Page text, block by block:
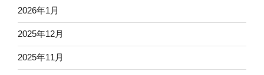
2026年1月
2025年12月
2025年11月